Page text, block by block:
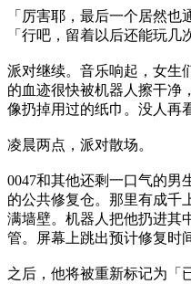
「厉害耶，最后一个居然也
「行吧，留着以后还能玩几
派对继续。音乐响起，女生
的血迹很快被机器人擦干净
像扔掉用过的纸巾。没人再
凌晨两点，派对散场。
0047和其他还剩一口气的男
的公共修复仓。那里有成千
满墙壁。机器人把他扔进其
管。屏幕上跳出预计修复时
之后，他将被重新标记为「